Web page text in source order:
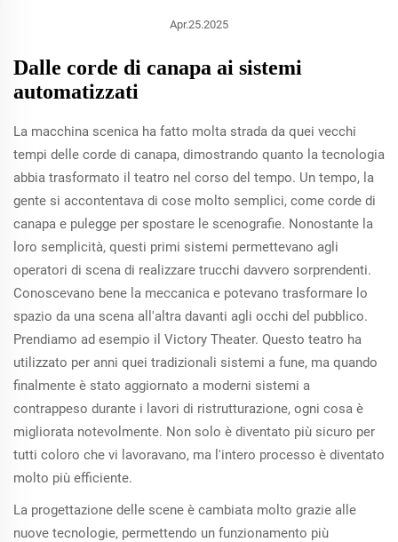
Apr.25.2025
Dalle corde di canapa ai sistemi
automatizzati
La macchina scenica ha fatto molta strada da quei vecchi
tempi delle corde di canapa, dimostrando quanto la tecnologia
abbia trasformato il teatro nel corso del tempo. Un tempo, la
gente si accontentava di cose molto semplici, come corde di
canapa e pulegge per spostare le scenografie. Nonostante la
loro semplicità, questi primi sistemi permettevano agli
operatori di scena di realizzare trucchi davvero sorprendenti.
Conoscevano bene la meccanica e potevano trasformare lo
spazio da una scena all'altra davanti agli occhi del pubblico.
Prendiamo ad esempio il Victory Theater. Questo teatro ha
utilizzato per anni quei tradizionali sistemi a fune, ma quando
finalmente è stato aggiornato a moderni sistemi a
contrappeso durante i lavori di ristrutturazione, ogni cosa è
migliorata notevolmente. Non solo è diventato più sicuro per
tutti coloro che vi lavoravano, ma l'intero processo è diventato
molto più efficiente.
La progettazione delle scene è cambiata molto grazie alle
nuove tecnologie, permettendo un funzionamento più